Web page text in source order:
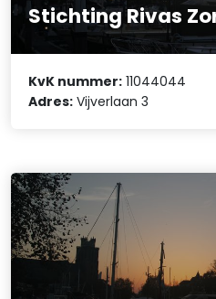
Stichting Rivas
KvK nummer: 11044044
Adres: Vijverlaan 3